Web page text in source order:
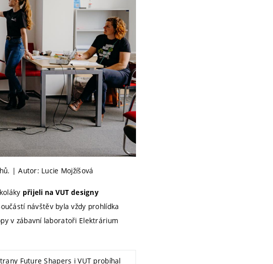
| Autor: Lucie Mojžíšová
přijeli na VUT designy
návštěv byla vždy prohlídka
v zábavní laboratoři Elektrárium
Future Shapers i VUT probíhal